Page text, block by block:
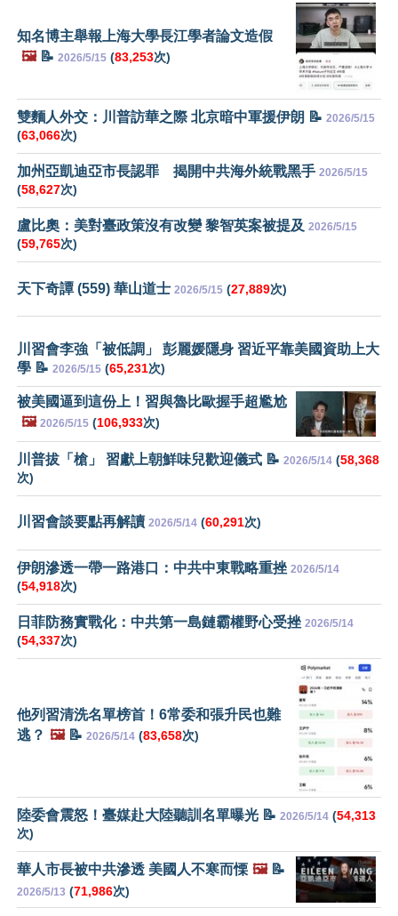
知名博主舉報上海大學長江學者論文造假
🖼️📝 2026/5/15 (83,253次)
雙麵人外交：川普訪華之際 北京暗中軍援伊朗 📝 2026/5/15
(63,066次)
加州亞凱迪亞市長認罪 揭開中共海外統戰黑手 2026/5/15
(58,627次)
盧比奧：美對臺政策沒有改變 黎智英案被提及 2026/5/15
(59,765次)
天下奇譚 (559) 華山道士 2026/5/15 (27,889次)
川習會李強「被低調」 彭麗媛隱身 習近平靠美國資助上大
學 📝 2026/5/15 (65,231次)
被美國逼到這份上！習與魯比歐握手超尷尬
🖼️ 2026/5/15 (106,933次)
川普拔「槍」 習獻上朝鮮味兒歡迎儀式 📝 2026/5/14 (58,368
次)
川習會談要點再解讀 2026/5/14 (60,291次)
伊朗滲透一帶一路港口：中共中東戰略重挫 2026/5/14
(54,918次)
日菲防務實戰化：中共第一島鏈霸權野心受挫 2026/5/14
(54,337次)
他列習清洗名單榜首！6常委和張升民也難
逃？ 🖼️📝 2026/5/14 (83,658次)
陸委會震怒！臺媒赴大陸聽訓名單曝光 📝 2026/5/14 (54,313
次)
華人市長被中共滲透 美國人不寒而慄 🖼️📝
2026/5/13 (71,986次)